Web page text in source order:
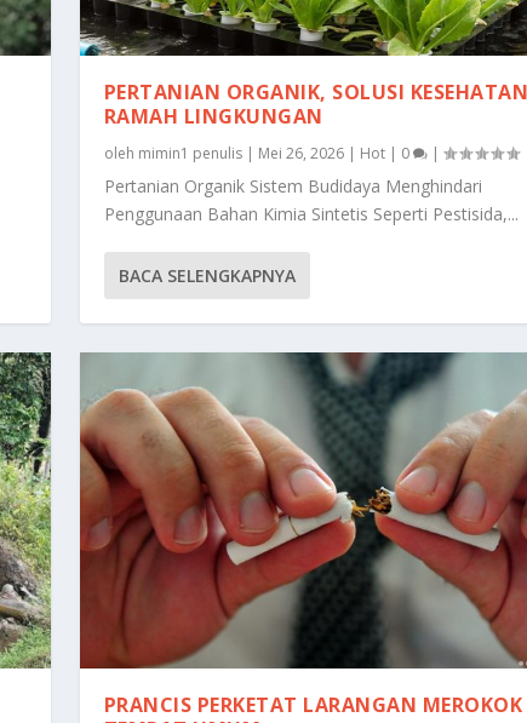
PERTANIAN ORGANIK, SOLUSI
RAMAH LINGKUNGAN
oleh mimin1 penulis| Mei 26, 2026| Hot| 0 |
Pertanian Organik Sistem Budidaya Menghindari
Penggunaan Bahan Kimia Sintetis Seperti Pestisida,...
BACA SELENGKAPNYA
PRANCIS PERKETAT LARANGAN